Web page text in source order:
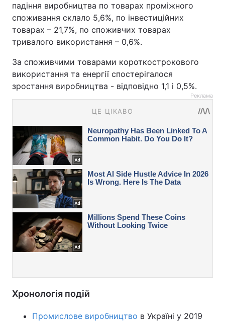
падіння виробництва по товарах проміжного
споживання склало 5,6%, по інвестиційних
товарах – 21,7%, по споживчих товарах
тривалого використання – 0,6%.
За споживчими товарами короткострокового
використання та енергії спостерігалося
зростання виробництва - відповідно 1,1 і 0,5%.
Реклама
Хронологія подій
Промислове виробництво в Україні у 2019